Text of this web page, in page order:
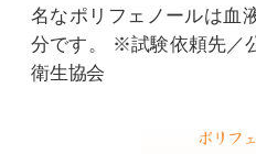
名なポリフェノールは血
分です。
※試験依頼先／
衛生協会